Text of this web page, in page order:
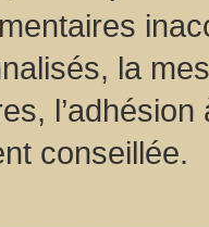
la
conseillée.